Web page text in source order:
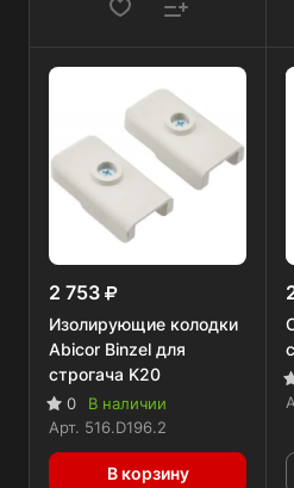
2 753
Изолирующие колодки
Abicor Binzel для
строгача K20
0
В наличии
Арт. 516.D196.2
В корзину